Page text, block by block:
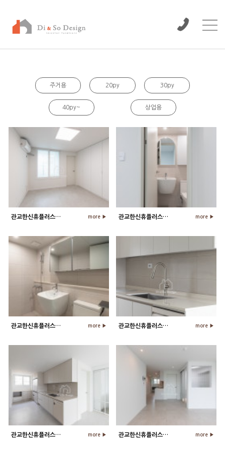
주거용 20py 30py
40py~ 상업용
관교한신휴플러스 24평 아파트 침실 … more ▶ 관교한신휴플러스 24평 아파트 안방 … more ▶
관교한신휴플러스 24평 아파트 거실 … more ▶ 관교한신휴플러스 24평 아파트 주방 … more ▶
관교한신휴플러스 24평 아파트 주방 … more ▶ 관교한신휴플러스 24평 아파트 거실 … more ▶